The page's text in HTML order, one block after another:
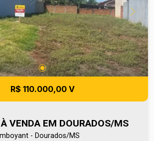
R$ 110.000,00 V
VENDA EM DOURADOS/MS
- Dourados/MS